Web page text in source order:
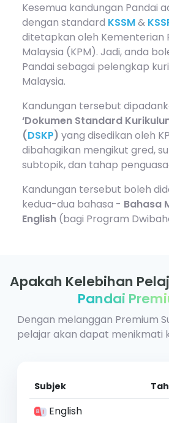
Kesemua kandungan Pandai
dengan standard KSSM&
ditetapkan oleh Kementerian
Malaysia (KPM). Jadi, anda
Pandai sebagai pelengkap
Malaysia.
Kandungan tersebut
‘Dokumen Standard
(DSKP) yang disedikan oleh
dibahagikan mengikut gred,
subtopik, dan tahap
Kandungan tersebut boleh
kedua-dua bahasa - Bahasa
English (bagi Program
Apakah Kelebihan
Pandai
Dengan melanggan Premium
pelajar akan dapat menikmati
Subjek
English